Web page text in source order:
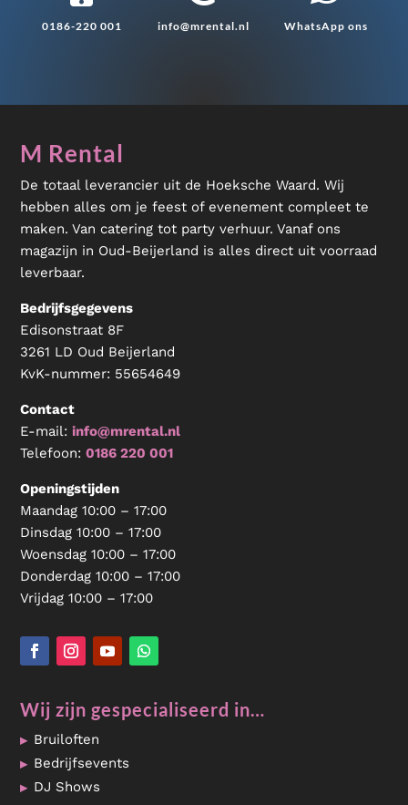
0186-220 001 info@mrental.nl WhatsApp ons
M Rental
De totaal leverancier uit de Hoeksche Waard. Wij
hebben alles om je feest of evenement compleet te
maken. Van catering tot party verhuur. Vanaf ons
magazijn in Oud-Beijerland is alles direct uit voorraad
leverbaar.
Bedrijfsgegevens
Edisonstraat 8F
3261 LD Oud Beijerland
KvK-nummer: 55654649
Contact
E-mail:info@mrental.nl
Telefoon:0186 220 001
Openingstijden
Maandag 10:00 – 17:00
Dinsdag 10:00 – 17:00
Woensdag 10:00 – 17:00
Donderdag 10:00 – 17:00
Vrijdag 10:00 – 17:00
Wij zijn gespecialiseerd in…
Bruiloften
Bedrijfsevents
DJ Shows